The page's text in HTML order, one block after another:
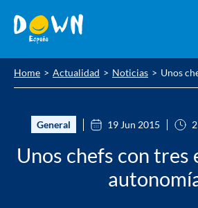
contenido
Home Actualidad Noticias Unos
General 19 Jun 2015
Unos chefs con tres